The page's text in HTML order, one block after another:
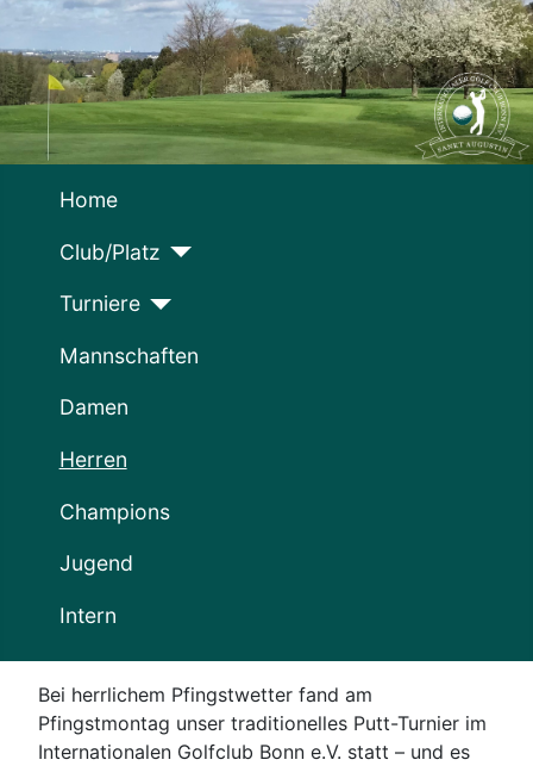
Home
Club/Platz
Turniere
Mannschaften
Damen
Herren
Champions
Jugend
Intern
Bei herrlichem Pfingstwetter fand am
Pfingstmontag unser traditionelles Putt-Turnier im
Internationalen Golfclub Bonn e.V. statt – und es